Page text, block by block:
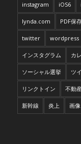
instagram iOS6
lynda.com PDF保
twitter wordpress
インスタグラム カ
ソーシャル選挙 ツ
リンクトイン 不動
新幹線 炎上 画像